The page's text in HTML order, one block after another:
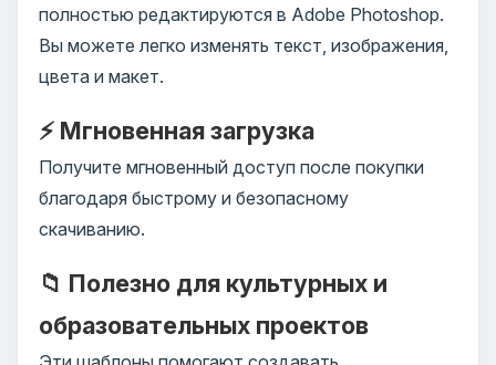
полностью редактируются в Adobe Photoshop.
Вы можете легко изменять текст, изображения,
цвета и макет.
⚡ Мгновенная загрузка
Получите мгновенный доступ после покупки
благодаря быстрому и безопасному
скачиванию.
📁 Полезно для культурных и
образовательных проектов